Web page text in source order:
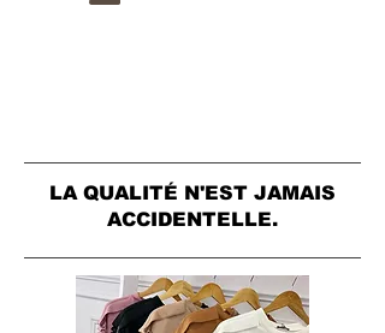
LA QUALITÉ N'EST JAMAIS
ACCIDENTELLE.